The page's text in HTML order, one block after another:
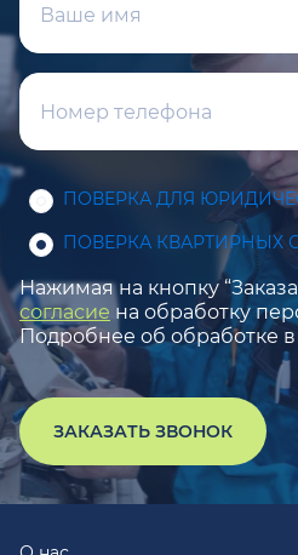
ПОВЕРКА ДЛЯ
ПОВЕРКА КВАРТИРНЫХ
Нажимая на кнопку
согласие на обработку
Подробнее об обработке в
ЗАКАЗАТЬ ЗВОНОК